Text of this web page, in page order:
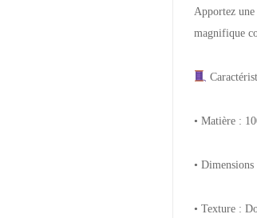
Apportez une
magnifique
• Matière :
•
• Texture :